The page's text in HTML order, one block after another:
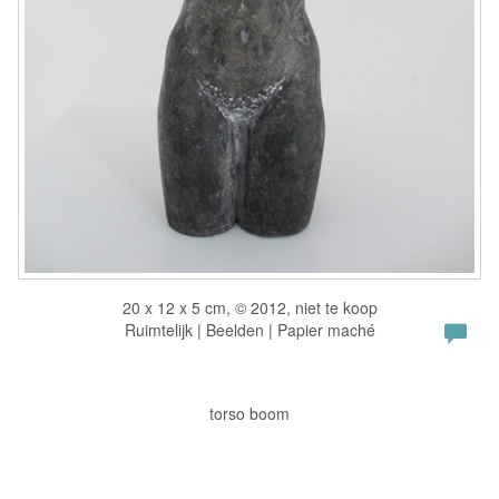
20 x 12 x 5 cm, © 2012, niet te koop
Ruimtelijk | Beelden | Papier maché
torso boom